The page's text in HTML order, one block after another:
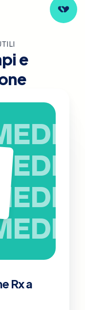
e
Rx a